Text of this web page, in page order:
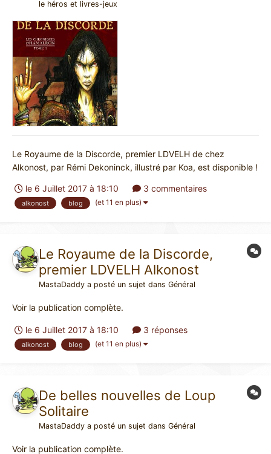
le héros et livres-jeux
Le Royaume de la Discorde, premier LDVELH de chez
Alkonost, par Rémi Dekoninck, illustré par Koa, est disponible !
mais nous vous invitons à le commander auprès de votre
libraire) est une réédition (la première version était déj...
le 6 Juillet 2017 à 18:10 3 commentaires
alkonost blog (et 11 en plus)
Le Royaume de la Discorde,
premier LDVELH Alkonost
MastaDaddy a posté un sujet dans Général
Voir la publication complète.
le 6 Juillet 2017 à 18:10 3 réponses
alkonost blog (et 11 en plus)
De belles nouvelles de Loup
Solitaire
MastaDaddy a posté un sujet dans Général
Voir la publication complète.